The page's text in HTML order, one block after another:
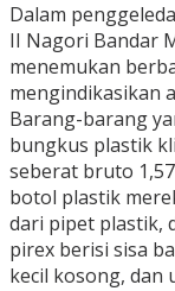
Dalam
II Nagori Bandar
menemukan
mengindikasikan
Barang-barang
bungkus plastik
seberat bruto
botol plastik
dari pipet plastik,
pirex berisi sisa
kecil kosong, dan